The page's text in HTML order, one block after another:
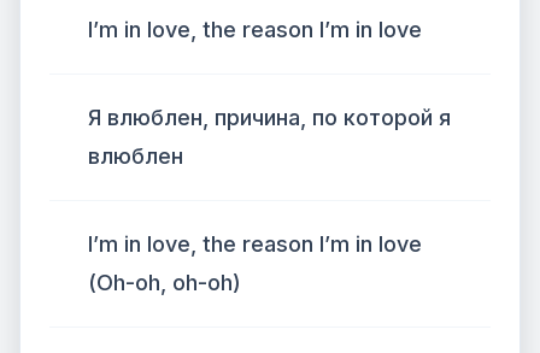
I’m in love, the reason I’m in love
Я влюблен, причина, по которой я
влюблен
I’m in love, the reason I’m in love
(Oh-oh, oh-oh)